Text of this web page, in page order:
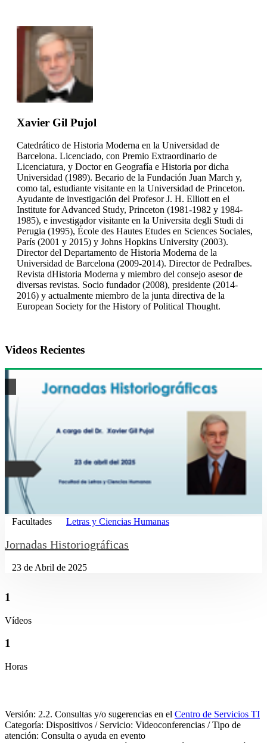
Xavier Gil Pujol
Catedrático de Historia Moderna en la Universidad de
Barcelona. Licenciado, con Premio Extraordinario de
Licenciatura, y Doctor en Geografía e Historia por dicha
Universidad (1989). Becario de la Fundación Juan March y,
como tal, estudiante visitante en la Universidad de Princeton.
Ayudante de investigación del Profesor J. H. Elliott en el
Institute for Advanced Study, Princeton (1981-1982 y 1984-
1985), e investigador visitante en la Universita degli Studi di
Perugia (1995), École des Hautes Etudes en Sciences Sociales,
París (2001 y 2015) y Johns Hopkins University (2003).
Director del Departamento de Historia Moderna de la
Universidad de Barcelona (2009-2014). Director de Pedralbes.
Revista dHistoria Moderna y miembro del consejo asesor de
diversas revistas. Socio fundador (2008), presidente (2014-
2016) y actualmente miembro de la junta directiva de la
European Society for the History of Political Thought.
Videos Recientes
Facultades Letras y Ciencias Humanas
Jornadas Historiográficas
23 de Abril de 2025
1
Vídeos
1
Horas
Versión: 2.2. Consultas y/o sugerencias en el Centro de Servicios TI
Categoría: Dispositivos / Servicio: Videoconferencias / Tipo de
atención: Consulta o ayuda en evento